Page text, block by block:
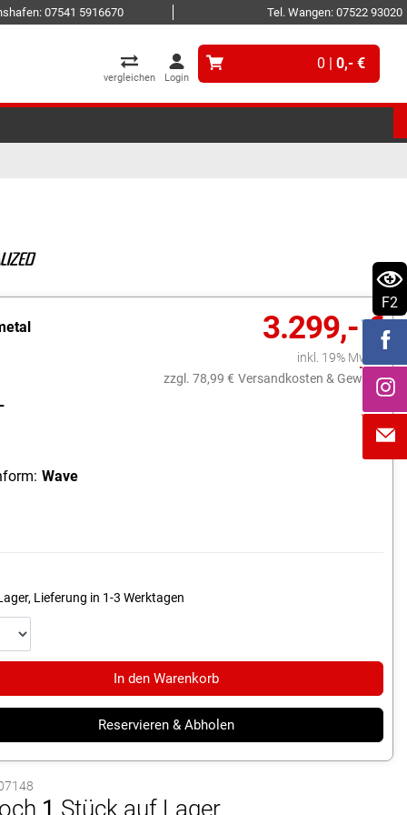
07541 5916670 Tel. Wangen: 07522 93020
vergleichen Login
0 | 0,- €
3.299,- €
inkl. 19% MwSt.
zzgl. 78,99 € Versandkosten & Gewicht
Wave
Lieferung in 1-3 Werktagen
In den Warenkorb
Reservieren & Abholen
1 Stück auf Lager
F2